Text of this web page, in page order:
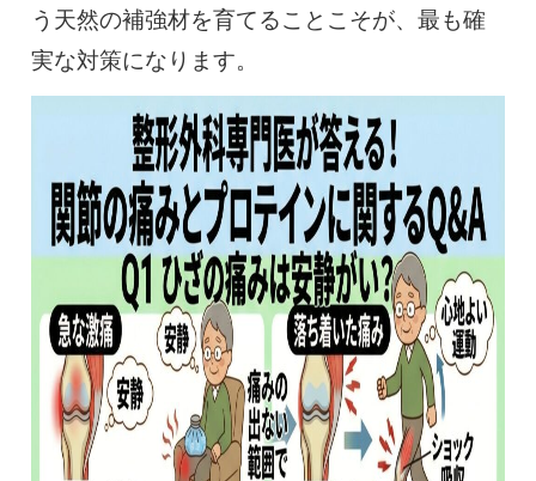
う天然の補強材を育てることこそが、最も確
実な対策になります。